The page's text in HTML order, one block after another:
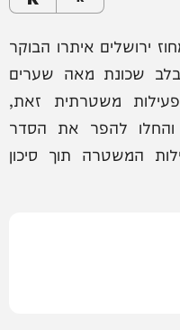
ירושלים איתרו הבוקר
בלב שכונת מאה שערים
משטרתית זאת,
והחלו להפר את הסדר
המשטרה תוך סיכון